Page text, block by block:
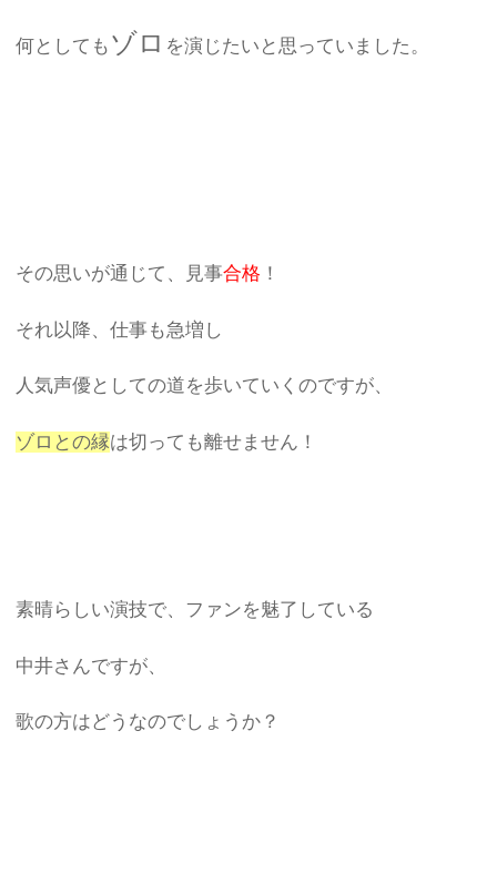
何としても ゾロ を演じたいと思っていました。
その思いが通じて、見事合格 ！
それ以降、仕事も急増し
人気声優としての道を歩いていくのですが、
ゾロとの縁は切っても離せません！
素晴らしい演技で、ファンを魅了している
中井さんですが、
歌の方はどうなのでしょうか？